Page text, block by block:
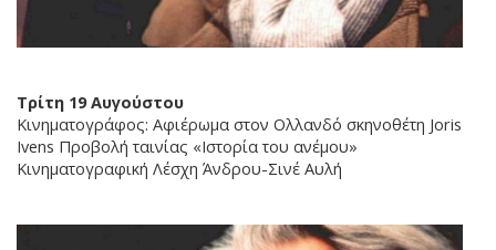
Τρίτη 19 Αυγούστου
Κινηματογράφος: Αφιέρωμα στον Ολλανδό σκηνοθέτη Joris
Ivens Προβολή ταινίας «Ιστορία του ανέμου»
Κινηματογραφική Λέσχη Άνδρου-Σινέ Αυλή